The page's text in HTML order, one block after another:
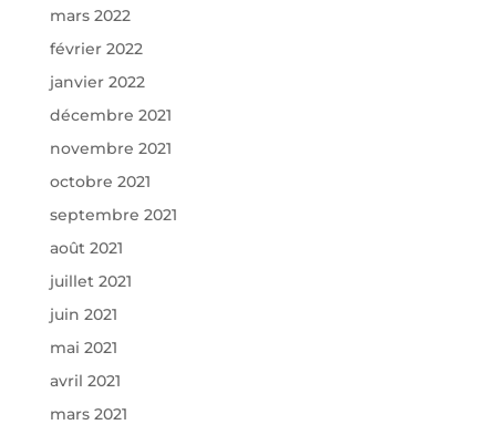
mars 2022
février 2022
janvier 2022
décembre 2021
novembre 2021
octobre 2021
septembre 2021
août 2021
juillet 2021
juin 2021
mai 2021
avril 2021
mars 2021